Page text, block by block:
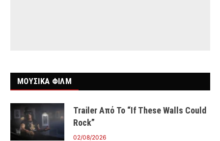
ΜΟΥΣΙΚΑ ΦΙΛΜ
Trailer Από Το “If These Walls Could
Rock”
02/08/2026